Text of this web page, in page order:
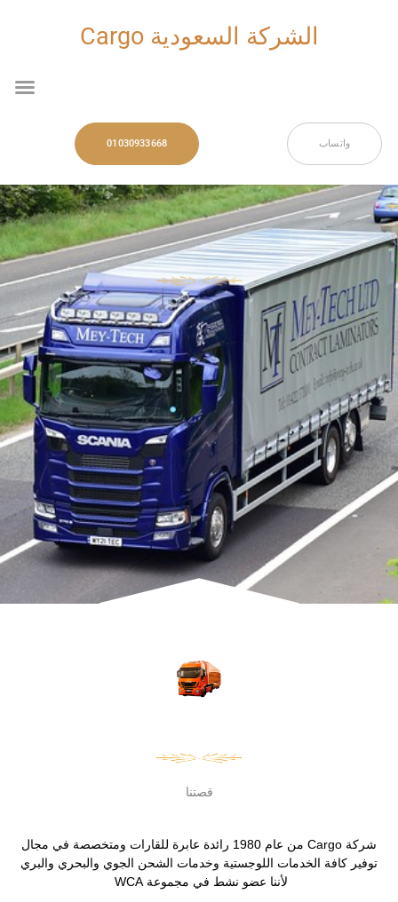
الشركة السعودية Cargo
واتساب 01030933668
قصتنا
شركة Cargo من عام 1980 رائدة عابرة للقارات ومتخصصة في مجال
توفير كافة الخدمات اللوجستية وخدمات الشحن الجوي والبحري والبري
لأننا عضو نشط في مجموعة WCA